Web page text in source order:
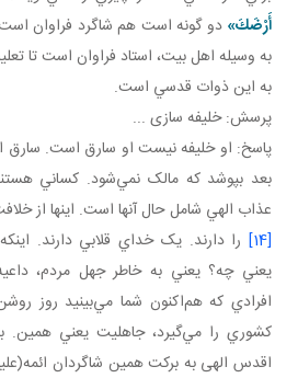
أَرْضَكَ» دو گونه است هم شاگرد فراوان است
به وسيله اهل بيت، استاد فراوان است تا
به اين ذوات قدسي است.
پرسش: خليفه سازی ...
پاسخ: او خليفه نيست او سارق است. سارق
بعد بپوشد که مالک نمي‌شود. کساني
عذاب الهي شامل حال آنها است. اينها از
[14]
را دارند. يک خداي قلابي دارند.
يعني چه؟ يعني به خاطر جهل مردم،
افرادي که هم‌اکنون شما مي‌بينيد روز
کشوري را مي‌گيرد، جاهليت يعني همين.
اقدس الهی به برکت همين شاگردان